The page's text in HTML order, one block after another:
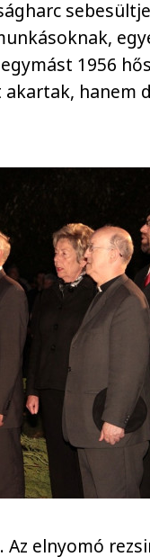
1956
hanem
Az elnyomó